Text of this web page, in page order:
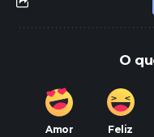
O
Amor Feliz